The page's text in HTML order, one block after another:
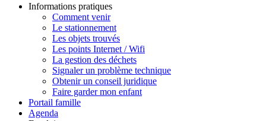
Informations pratiques
Comment venir
Le stationnement
Les objets trouvés
Les points Internet / Wifi
La gestion des déchets
Signaler un problème technique
Obtenir un conseil juridique
Faire garder mon enfant
Portail famille
Agenda